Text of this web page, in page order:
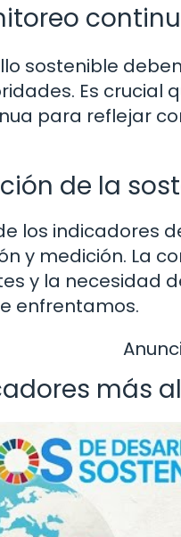
sostenible
Es
para reflejar
de la
los indicadores
y medición. La
y la necesidad
enfrentamos.
más